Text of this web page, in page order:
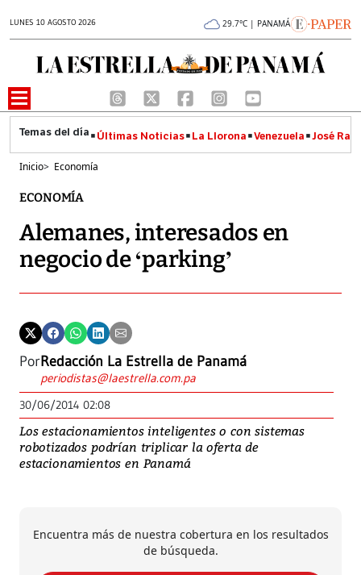
LUNES 10 AGOSTO 2026 29.7°C | PANAMÁ
Últimas Noticias La Llorona Venezuela José
Inicio> Economía
ECONOMÍA
Alemanes, interesados en
negocio de ‘parking’
PorRedacción La Estrella de Panamá
periodistas@laestrella.com.pa
30/06/2014 02:08
Los estacionamientos inteligentes o con sistemas
robotizados podrían triplicar la oferta de
estacionamientos en Panamá
Encuentra más de nuestra cobertura en los resultados
de búsqueda.